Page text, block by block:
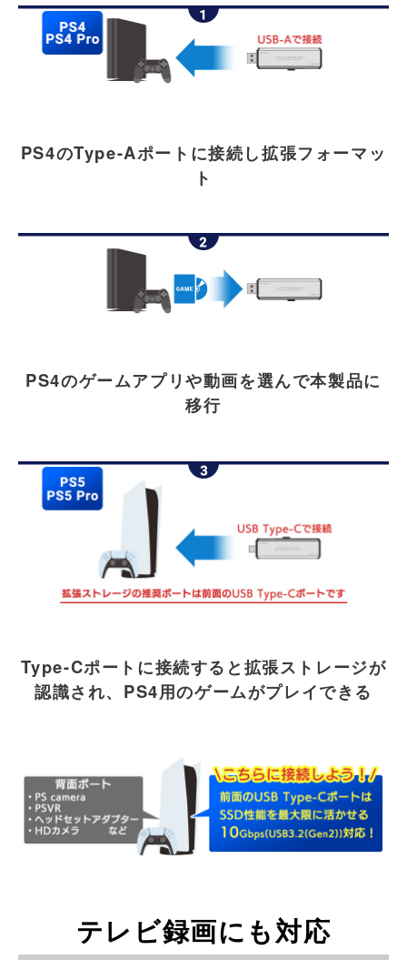
PS4のType-Aポートに接続し拡張フォーマッ
ト
PS4のゲームアプリや動画を選んで本製品に
移行
Type-Cポートに接続すると拡張ストレージが
認識され、PS4用のゲームがプレイできる
テレビ録画にも対応